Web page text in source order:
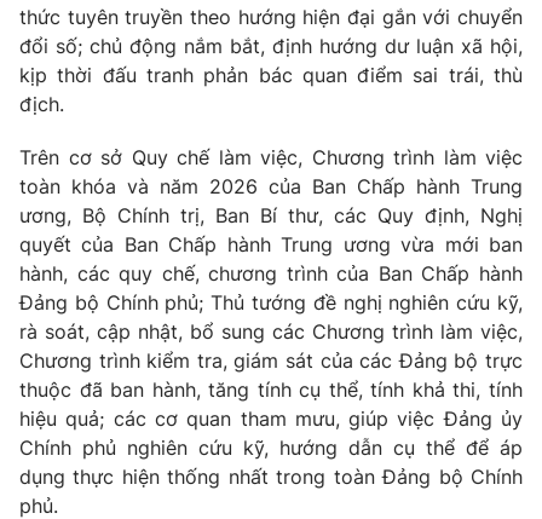
thức tuyên truyền theo hướng hiện đại gắn với chuyển
đổi số; chủ động nắm bắt, định hướng dư luận xã hội,
kịp thời đấu tranh phản bác quan điểm sai trái, thù
địch.
Trên cơ sở Quy chế làm việc, Chương trình làm việc
toàn khóa và năm 2026 của Ban Chấp hành Trung
ương, Bộ Chính trị, Ban Bí thư, các Quy định, Nghị
quyết của Ban Chấp hành Trung ương vừa mới ban
hành, các quy chế, chương trình của Ban Chấp hành
Đảng bộ Chính phủ; Thủ tướng đề nghị nghiên cứu kỹ,
rà soát, cập nhật, bổ sung các Chương trình làm việc,
Chương trình kiểm tra, giám sát của các Đảng bộ trực
thuộc đã ban hành, tăng tính cụ thể, tính khả thi, tính
hiệu quả; các cơ quan tham mưu, giúp việc Đảng ủy
Chính phủ nghiên cứu kỹ, hướng dẫn cụ thể để áp
dụng thực hiện thống nhất trong toàn Đảng bộ Chính
phủ.